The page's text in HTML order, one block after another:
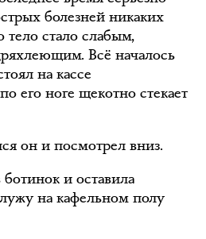
болезней никаких
тело стало слабым,
Всё началось
на кассе
его ноге щекотно стекает
он и посмотрел вниз.
и оставила
на кафельном полу